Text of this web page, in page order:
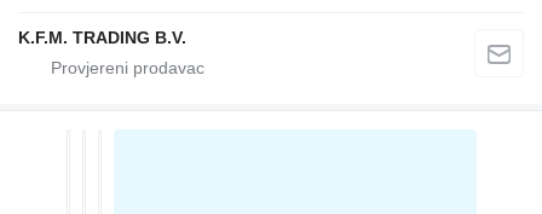
K.F.M. TRADING B.V.